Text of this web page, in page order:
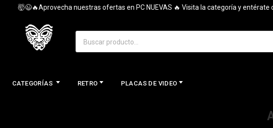
🤯😉🔥Aprovecha nuestras ofertas en PC NUEVAS 🔥 Visita la categoría y entérate
CATEGORÍAS RETRO PLACAS DE VIDEO